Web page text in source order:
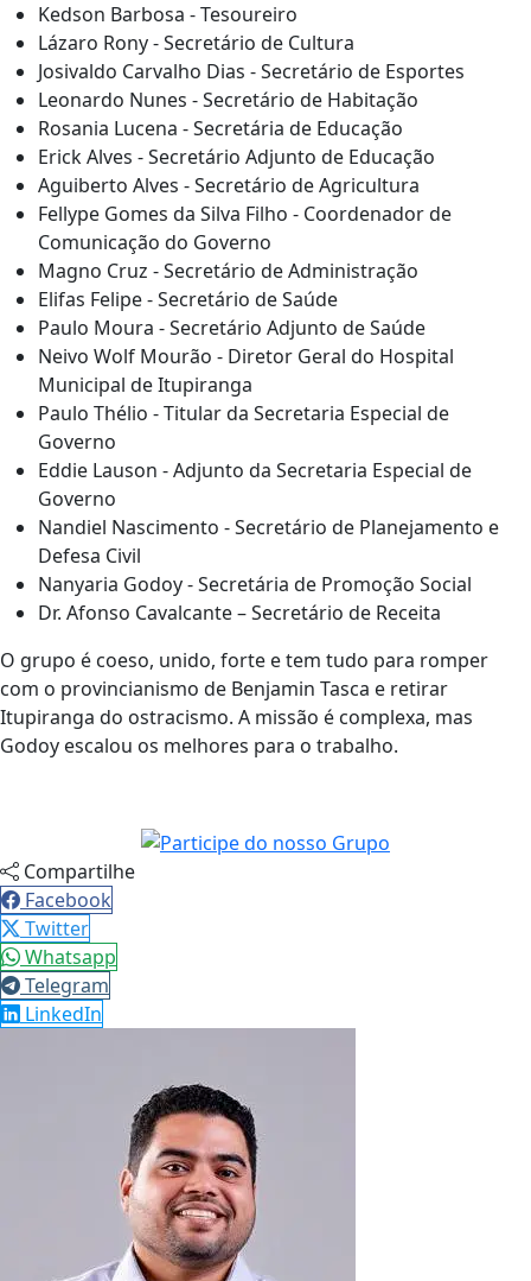
Kedson Barbosa - Tesoureiro
Lázaro Rony - Secretário de Cultura
Josivaldo Carvalho Dias - Secretário de Esportes
Leonardo Nunes - Secretário de Habitação
Rosania Lucena - Secretária de Educação
Erick Alves - Secretário Adjunto de Educação
Aguiberto Alves - Secretário de Agricultura
Fellype Gomes da Silva Filho - Coordenador de
Comunicação do Governo
Magno Cruz - Secretário de Administração
Elifas Felipe - Secretário de Saúde
Paulo Moura - Secretário Adjunto de Saúde
Neivo Wolf Mourão - Diretor Geral do Hospital
Municipal de Itupiranga
Paulo Thélio - Titular da Secretaria Especial de
Governo
Eddie Lauson - Adjunto da Secretaria Especial de
Governo
Nandiel Nascimento - Secretário de Planejamento e
Defesa Civil
Nanyaria Godoy - Secretária de Promoção Social
Dr. Afonso Cavalcante – Secretário de Receita
O grupo é coeso, unido, forte e tem tudo para romper
com o provincianismo de Benjamin Tasca e retirar
Itupiranga do ostracismo. A missão é complexa, mas
Godoy escalou os melhores para o trabalho.
Compartilhe
Facebook
Twitter
Whatsapp
Telegram
LinkedIn